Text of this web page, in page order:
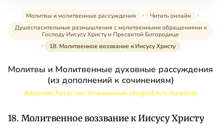
Молитвы и молитвенные рассуждения
Читать онлайн
Душеспасительные размышления с молитвенными обращениями к
Господу Иисусу Христу и Пресвятой Богородице
18. Молитвенное воззвание к Иисусу Христу
Молитвы и Молитвенные духовные рассуждения
(из дополнений к сочинениям)
Аврелий Августин, блаженный (Augustinus Aurelius)
18. Молитвенное воззвание к Иисусу Христу